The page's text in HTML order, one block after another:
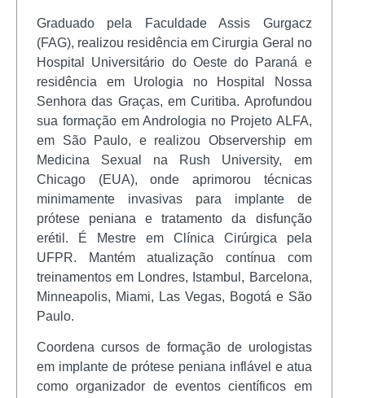
Graduado pela Faculdade Assis Gurgacz
(FAG), realizou residência em Cirurgia Geral no
Hospital Universitário do Oeste do Paraná e
residência em Urologia no Hospital Nossa
Senhora das Graças, em Curitiba. Aprofundou
sua formação em Andrologia no Projeto ALFA,
em São Paulo, e realizou Observership em
Medicina Sexual na Rush University, em
Chicago (EUA), onde aprimorou técnicas
minimamente invasivas para implante de
prótese peniana e tratamento da disfunção
erétil. É Mestre em Clínica Cirúrgica pela
UFPR. Mantém atualização contínua com
treinamentos em Londres, Istambul, Barcelona,
Minneapolis, Miami, Las Vegas, Bogotá e São
Paulo.
Coordena cursos de formação de urologistas
em implante de prótese peniana inflável e atua
como organizador de eventos científicos em